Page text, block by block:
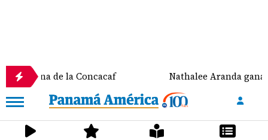
la Concacaf Nathalee Aranda gana medalla